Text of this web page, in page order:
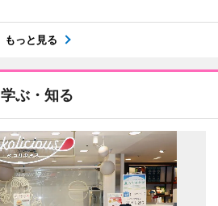
もっと見る
学ぶ・知る